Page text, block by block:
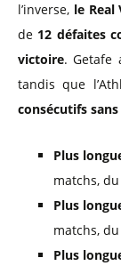
l’inverse, le Real
de 12 défaites
victoire. Getafe
tandis que
consécutifs
Plus
matchs,
Plus
matchs,
Plus